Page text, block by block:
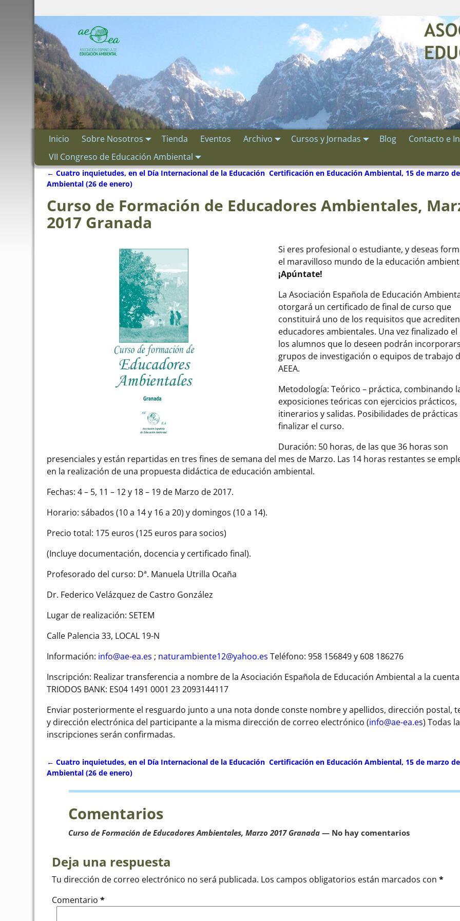
Inicio Sobre Nosotros Tienda Eventos Archivo Cursos y Jornadas Blog
Contacto e
VII Congreso de Educación Ambiental
Navegación de entradas
← Cuatro inquietudes, en el Día Internacional de la Educación
Ambiental (26 de enero)
Certificación en Educación Ambiental, 15 de marzo
Curso de Formación de Educadores Ambientales,
2017 Granada
Si eres profesional o estudiante, y deseas
el maravilloso mundo de la educación
¡Apúntate!
La Asociación Española de Educación
otorgará un certificado de final de curso que
constituirá uno de los requisitos que
educadores ambientales. Una vez finalizado
los alumnos que lo deseen podrán
grupos de investigación o equipos de trabajo
AEEA.
Metodología: Teórico – práctica, combinando
exposiciones teóricas con ejercicios prácticos,
itinerarios y salidas. Posibilidades de prácticas
finalizar el curso.
Duración: 50 horas, de las que 36 horas son
presenciales y están repartidas en tres fines de semana del mes de Marzo. Las 14 horas restantes se
en la realización de una propuesta didáctica de educación ambiental.
Fechas: 4 – 5, 11 – 12 y 18 – 19 de Marzo de 2017.
Horario: sábados (10 a 14 y 16 a 20) y domingos (10 a 14).
Precio total: 175 euros (125 euros para socios)
(Incluye documentación, docencia y certificado final).
Profesorado del curso: Dª. Manuela Utrilla Ocaña
Dr. Federico Velázquez de Castro González
Lugar de realización: SETEM
Calle Palencia 33, LOCAL 19-N
Información: info@ae-ea.es ; naturambiente12@yahoo.es Teléfono: 958 156849 y 608 186276
Inscripción: Realizar transferencia a nombre de la Asociación Española de Educación Ambiental a la
TRIODOS BANK: ES04 1491 0001 23 2093144117
Enviar posteriormente el resguardo junto a una nota donde conste nombre y apellidos, dirección postal,
y dirección electrónica del participante a la misma dirección de correo electrónico (info@ae-ea.es) Todas
inscripciones serán confirmadas.
Navegación de entradas
← Cuatro inquietudes, en el Día Internacional de la Educación
Ambiental (26 de enero)
Certificación en Educación Ambiental, 15 de marzo
Comentarios
Curso de Formación de Educadores Ambientales, Marzo 2017 Granada— No hay comentarios
Deja una respuesta
Tu dirección de correo electrónico no será publicada. Los campos obligatorios están marcados con*
Comentario*